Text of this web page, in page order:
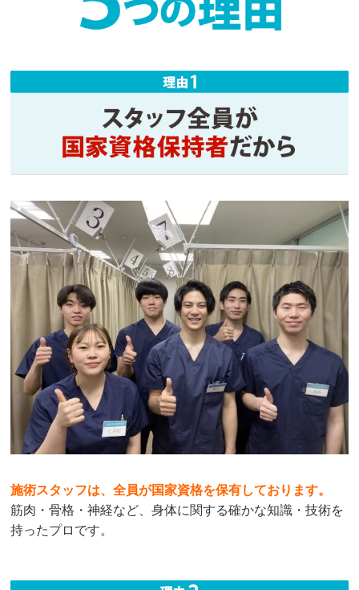
施術スタッフは、全員が国家資格を保有しております。
筋肉・骨格・神経など、身体に関する確かな知識・技術を
持ったプロです。